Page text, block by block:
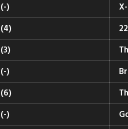
(-)
(4)
(3)
(-)
(6)
(-)